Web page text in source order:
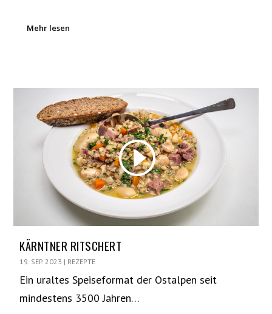
Mehr lesen
KÄRNTNER RITSCHERT
19. SEP. 2023 | REZEPTE
Ein uraltes Speiseformat der Ostalpen seit
mindestens 3500 Jahren…